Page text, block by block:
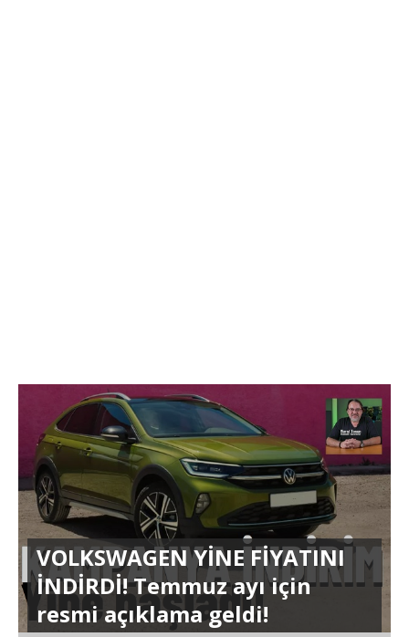
VOLKSWAGEN YİNE FİYATINI
İNDİRDİ! Temmuz ayı için
resmi açıklama geldi!